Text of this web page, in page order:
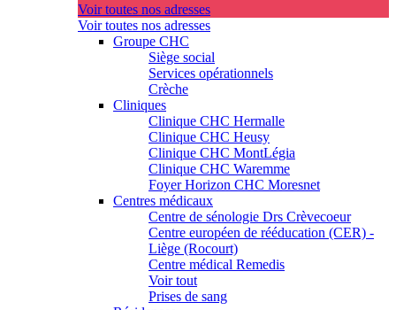
Voir toutes nos adresses
Voir toutes nos adresses
Groupe CHC
Siège social
Services opérationnels
Crèche
Cliniques
Clinique CHC Hermalle
Clinique CHC Heusy
Clinique CHC MontLégia
Clinique CHC Waremme
Foyer Horizon CHC Moresnet
Centres médicaux
Centre de sénologie Drs Crèvecoeur
Centre européen de rééducation (CER) -
Liège (Rocourt)
Centre médical Remedis
Voir tout
Prises de sang